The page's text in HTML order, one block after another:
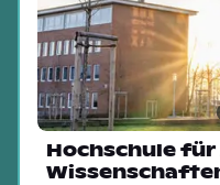
Hochschule